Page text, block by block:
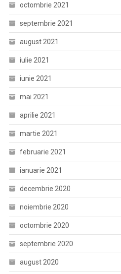
octombrie 2021
septembrie 2021
august 2021
iulie 2021
iunie 2021
mai 2021
aprilie 2021
martie 2021
februarie 2021
ianuarie 2021
decembrie 2020
noiembrie 2020
octombrie 2020
septembrie 2020
august 2020